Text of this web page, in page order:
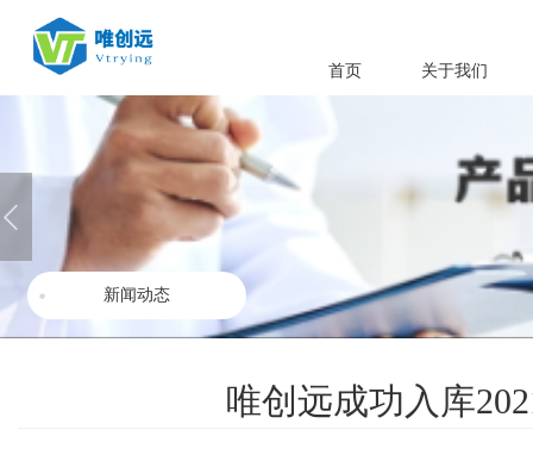
首页 关于我们
新闻动态
唯创远成功入库